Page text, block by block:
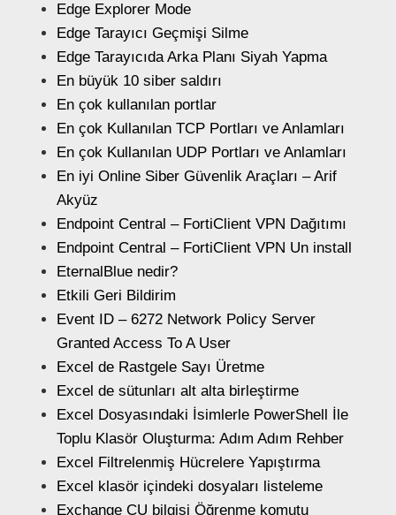
Edge Explorer Mode
Edge Tarayıcı Geçmişi Silme
Edge Tarayıcıda Arka Planı Siyah Yapma
En büyük 10 siber saldırı
En çok kullanılan portlar
En çok Kullanılan TCP Portları ve Anlamları
En çok Kullanılan UDP Portları ve Anlamları
En iyi Online Siber Güvenlik Araçları – Arif
Akyüz
Endpoint Central – FortiClient VPN Dağıtımı
Endpoint Central – FortiClient VPN Un install
EternalBlue nedir?
Etkili Geri Bildirim
Event ID – 6272 Network Policy Server
Granted Access To A User
Excel de Rastgele Sayı Üretme
Excel de sütunları alt alta birleştirme
Excel Dosyasındaki İsimlerle PowerShell İle
Toplu Klasör Oluşturma: Adım Adım Rehber
Excel Filtrelenmiş Hücrelere Yapıştırma
Excel klasör içindeki dosyaları listeleme
Exchange CU bilgisi Öğrenme komutu